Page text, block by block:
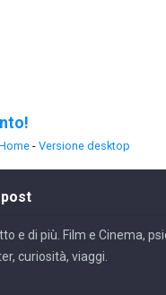
- Versione desktop
e di più. Film e Cinema,
curiosità, viaggi.